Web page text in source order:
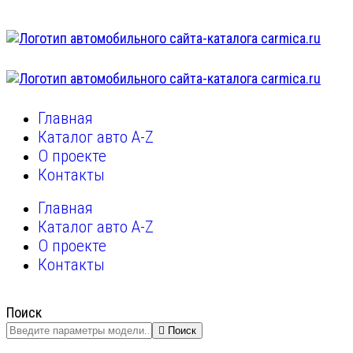
Главная
Каталог авто A-Z
О проекте
Контакты
Главная
Каталог авто A-Z
О проекте
Контакты
Поиск
Поиск